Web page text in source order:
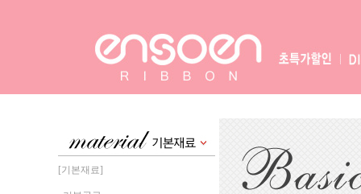
[기본재료]